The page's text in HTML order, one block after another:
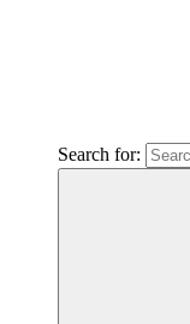
Search for: